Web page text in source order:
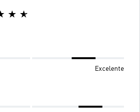
Excelente